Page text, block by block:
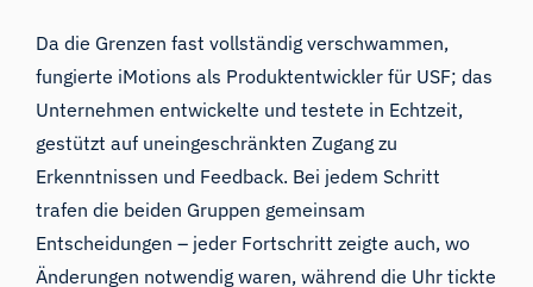
Da die Grenzen fast vollständig verschwammen,
fungierte iMotions als Produktentwickler für USF; das
Unternehmen entwickelte und testete in Echtzeit,
gestützt auf uneingeschränkten Zugang zu
Erkenntnissen und Feedback. Bei jedem Schritt
trafen die beiden Gruppen gemeinsam
Entscheidungen – jeder Fortschritt zeigte auch, wo
Änderungen notwendig waren, während die Uhr tickte